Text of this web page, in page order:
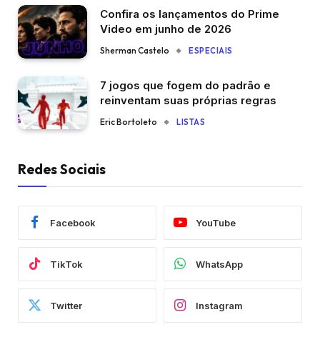
Confira os lançamentos do Prime
Video em junho de 2026
Sherman Castelo ESPECIAIS
7 jogos que fogem do padrão e
reinventam suas próprias regras
Eric Bortoleto LISTAS
Redes Sociais
Facebook YouTube
TikTok WhatsApp
Twitter Instagram